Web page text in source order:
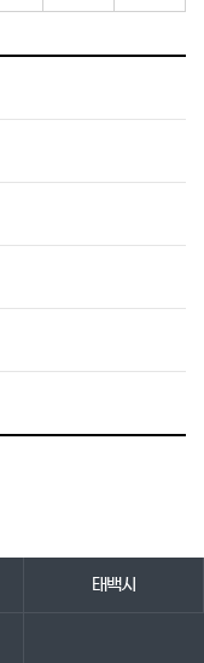
태백시